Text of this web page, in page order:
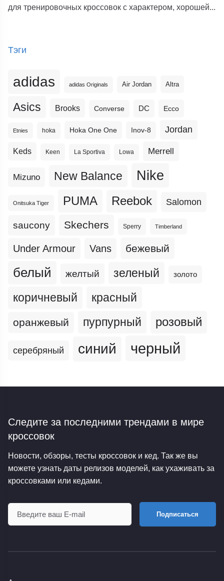
для тренировочных кроссовок с характером, хорошей...
Тэги
adidas adidas Originals Air Jordan Altra
Asics Brooks Converse DC Ecco
Etnies hoka Hoka One One Inov-8 Jordan
Keds Keen La Sportiva Lowa Merrell
Mizuno New Balance Nike
Onitsuka Tiger PUMA Reebok Salomon
saucony Skechers Sperry Timberland
Under Armour Vans бежевый
белый желтый зеленый золото
коричневый красный
оранжевый пурпурный розовый
серебряный синий черный
Следите за последними трендами в мире
кроссовок
Новости, обзоры, тесты кроссовок и кед. Так же вы
можете узнать даты релизов моделей, как ухаживать за
кроссовками или кедами.
Подписаться